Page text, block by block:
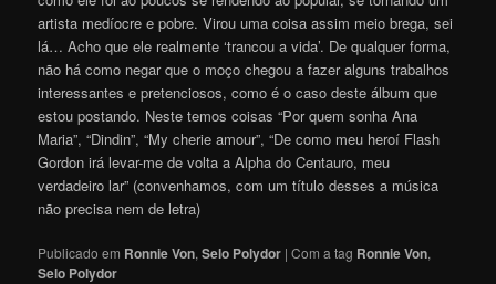
artista medíocre e pobre. Virou uma coisa assim meio brega, sei
lá… Acho que ele realmente ‘trancou a vida’. De qualquer forma,
não há como negar que o moço chegou a fazer alguns trabalhos
interessantes e pretenciosos, como é o caso deste álbum que
estou postando. Neste temos coisas “Por quem sonha Ana
Maria”, “Dindin”, “My cherie amour”, “De como meu heroí Flash
Gordon irá levar-me de volta a Alpha do Centauro, meu
verdadeiro lar” (convenhamos, com um título desses a música
não precisa nem de letra)
Publicado em Ronnie Von,Selo Polydor |Com a tag Ronnie Von,
Selo Polydor